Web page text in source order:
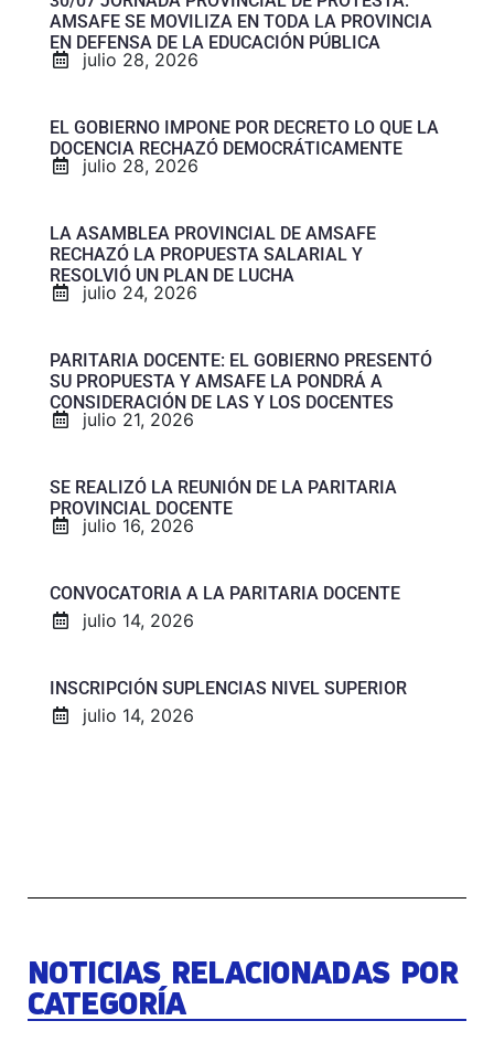
AMSAFE SE MOVILIZA EN TODA LA PROVINCIA
EN DEFENSA DE LA EDUCACIÓN PÚBLICA
julio 28, 2026
EL GOBIERNO IMPONE POR DECRETO LO QUE LA
DOCENCIA RECHAZÓ DEMOCRÁTICAMENTE
julio 28, 2026
LA ASAMBLEA PROVINCIAL DE AMSAFE
RECHAZÓ LA PROPUESTA SALARIAL Y
RESOLVIÓ UN PLAN DE LUCHA
julio 24, 2026
PARITARIA DOCENTE: EL GOBIERNO PRESENTÓ
SU PROPUESTA Y AMSAFE LA PONDRÁ A
CONSIDERACIÓN DE LAS Y LOS DOCENTES
julio 21, 2026
SE REALIZÓ LA REUNIÓN DE LA PARITARIA
PROVINCIAL DOCENTE
julio 16, 2026
CONVOCATORIA A LA PARITARIA DOCENTE
julio 14, 2026
INSCRIPCIÓN SUPLENCIAS NIVEL SUPERIOR
julio 14, 2026
NOTICIAS RELACIONADAS POR
CATEGORÍA